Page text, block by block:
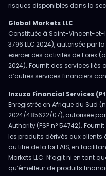
risques disponibles dans la
Global Markets LLC
Constituée à Saint-Vincent-et-
3796 LLC 2024), autorisée par
exercer des activités de Forex
2024). Fournit des services liés
d’autres services financiers
Inzuzo Financial Services
Enregistrée en Afrique du Sud
2024/485622/07), autorisée
Authority (FSP n° 54742).
les produits dérivés aux clients
au titre de la loi FAIS, en
Markets LLC. N’agit ni en tant
qu’émetteur de produits